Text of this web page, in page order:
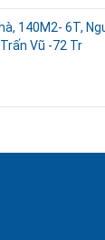
140M2- 6T,
Vũ -72 Tr